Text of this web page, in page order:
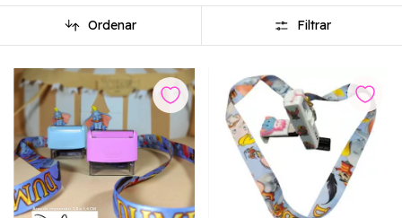
Ordenar Filtrar